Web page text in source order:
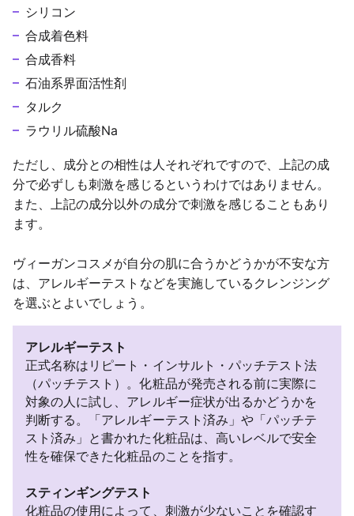
シリコン
合成着色料
合成香料
石油系界面活性剤
タルク
ラウリル硫酸Na
ただし、成分との相性は人それぞれですので、上記の成
分で必ずしも刺激を感じるというわけではありません。
また、上記の成分以外の成分で刺激を感じることもあり
ます。
ヴィーガンコスメが自分の肌に合うかどうかが不安な方
は、アレルギーテストなどを実施しているクレンジング
を選ぶとよいでしょう。
アレルギーテスト
正式名称はリピート・インサルト・パッチテスト法
（パッチテスト）。化粧品が発売される前に実際に
対象の人に試し、アレルギー症状が出るかどうかを
判断する。「アレルギーテスト済み」や「パッチテ
スト済み」と書かれた化粧品は、高いレベルで安全
性を確保できた化粧品のことを指す。
スティンギングテスト
化粧品の使用によって、刺激が少ないことを確認す